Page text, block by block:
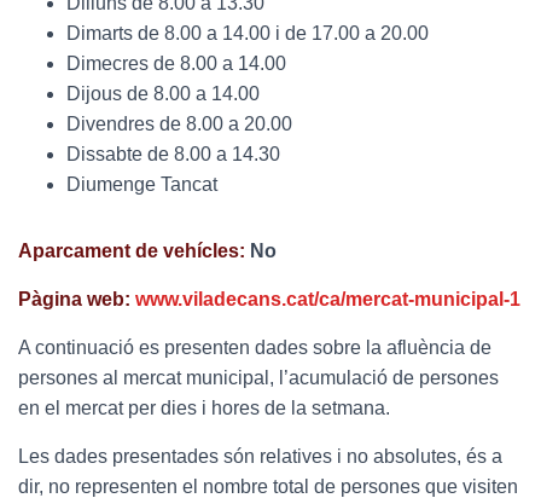
Dimarts de 8.00 a 14.00 i de 17.00 a 20.00
Dimecres de 8.00 a 14.00
Dijous de 8.00 a 14.00
Divendres de 8.00 a 20.00
Dissabte de 8.00 a 14.30
Diumenge Tancat
Aparcament de vehícles: No
Pàgina web: www.viladecans.cat/ca/mercat-municipal-1
A continuació es presenten dades sobre la afluència de
persones al mercat municipal, l’acumulació de persones
en el mercat per dies i hores de la setmana.
Les dades presentades són relatives i no absolutes, és a
dir, no representen el nombre total de persones que visiten